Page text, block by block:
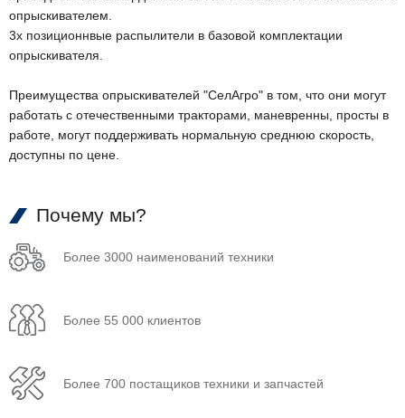
опрыскивателем.
3х позиционнвые распылители в базовой комплектации
опрыскивателя.
Преимущества опрыскивателей "СелАгро" в том, что они могут
работать с отечественными тракторами, маневренны, просты в
работе, могут поддерживать нормальную среднюю скорость,
доступны по цене.
Почему мы?
Более 3000 наименований техники
Более 55 000 клиентов
Более 700 постащиков техники и запчастей